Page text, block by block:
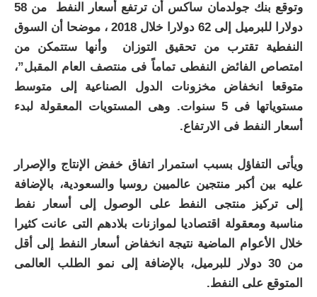
وتوقع بنك جولدمان ساكس أن ترتفع أسعار النفط من 58
دولارا للبرميل إلى 62 دولارا خلال 2018 ، موضحا أن السوق
النفطية تقترب من تحقيق التوزان وأنها ستتمكن من
امتصاص الفائض النفطى تماماً فى منتصف العام المقبل”،
متوقعا انخفاض مخزونات الدول الصناعية إلى متوسط
مستوياتها فى 5 سنوات. وهى المستويات المعقولة لبدء
أسعار النفط فى الارتفاع.
ويأتى التفاؤل بسبب استمرار اتفاق خفض الإنتاج والإصرار
عليه بين أكبر منتجين عالميين روسيا والسعودية، بالإضافة
إلى تركيز منتجى النفط على الوصول إلى أسعار نفط
مناسبة ومعقولة اقتصاديا لموازنات بلادهم التى عانت كثيرا
خلال الأعوام الماضية نتيجة انخفاض أسعار النفط إلى أقل
من 30 دولار للبرميل، بالإضافة إلى نمو الطلب العالمى
المتوقع على النفط.